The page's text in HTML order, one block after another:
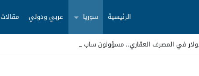
الرئيسية سوريا عربي ودولي مقالات